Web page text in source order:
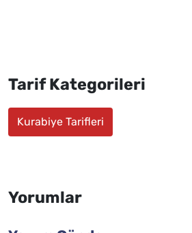
Tarif Kategorileri
Kurabiye Tarifleri
Yorumlar